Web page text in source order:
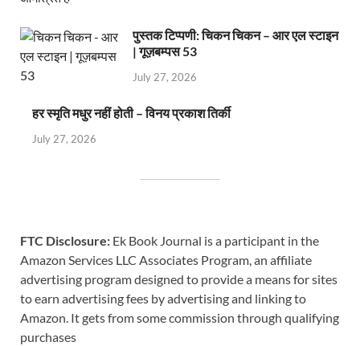
पुस्तक टिप्पणी: चिकन चिकन – आर एल स्टाइन
| गूज़बम्पस 53
July 27, 2026
हर स्मृति मधुर नहीं होती – विनय प्रकाश तिर्की
July 27, 2026
FTC Disclosure: Ek Book Journal is a participant in the
Amazon Services LLC Associates Program, an affiliate
advertising program designed to provide a means for sites
to earn advertising fees by advertising and linking to
Amazon. It gets from some commission through qualifying
purchases